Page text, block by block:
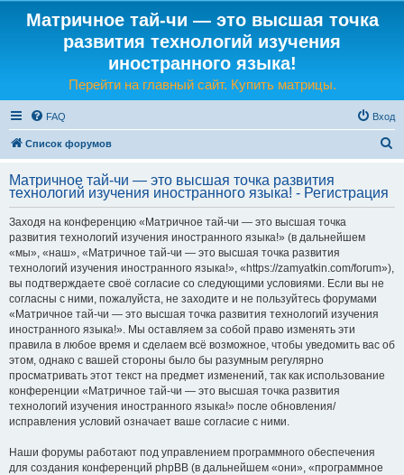
Матричное тай-чи — это высшая точка
развития технологий изучения
иностранного языка!
Перейти на главный сайт. Купить матрицы.
FAQ Вход
Список форумов
с
Матричное тай-чи — это высшая точка развития
технологий изучения иностранного языка! - Регистрация
Заходя на конференцию «Матричное тай-чи — это высшая точка
развития технологий изучения иностранного языка!» (в дальнейшем
«мы», «наш», «Матричное тай-чи — это высшая точка развития
технологий изучения иностранного языка!», «https://zamyatkin.com/forum»),
вы подтверждаете своё согласие со следующими условиями. Если вы не
согласны с ними, пожалуйста, не заходите и не пользуйтесь форумами
«Матричное тай-чи — это высшая точка развития технологий изучения
иностранного языка!». Мы оставляем за собой право изменять эти
правила в любое время и сделаем всё возможное, чтобы уведомить вас об
этом, однако с вашей стороны было бы разумным регулярно
просматривать этот текст на предмет изменений, так как использование
конференции «Матричное тай-чи — это высшая точка развития
технологий изучения иностранного языка!» после обновления/
исправления условий означает ваше согласие с ними.
Наши форумы работают под управлением программного обеспечения
для создания конференций phpBB (в дальнейшем «они», «программное